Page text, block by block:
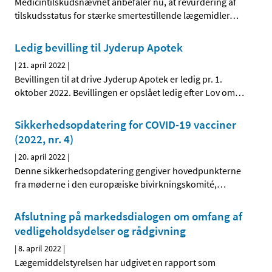
tilskudsstatus for stærke smertestillende lægemidler…
Ledig bevilling til Jyderup Apotek
|21. april 2022 |
Bevillingen til at drive Jyderup Apotek er ledig pr. 1.
oktober 2022. Bevillingen er opslået ledig efter Lov om…
Sikkerhedsopdatering for COVID-19 vacciner
(2022, nr. 4)
|20. april 2022 |
Denne sikkerhedsopdatering gengiver hovedpunkterne
fra møderne i den europæiske bivirkningskomité,…
Afslutning på markedsdialogen om omfang af
vedligeholdsydelser og rådgivning
|8. april 2022 |
Lægemiddelstyrelsen har udgivet en rapport som